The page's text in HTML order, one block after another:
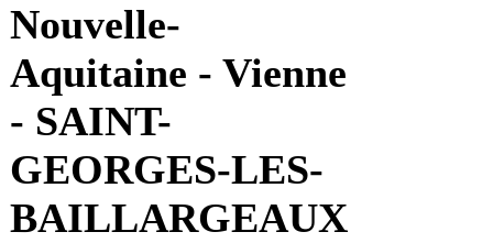
Nouvelle-
Aquitaine - Vienne
- SAINT-
GEORGES-LES-
BAILLARGEAUX